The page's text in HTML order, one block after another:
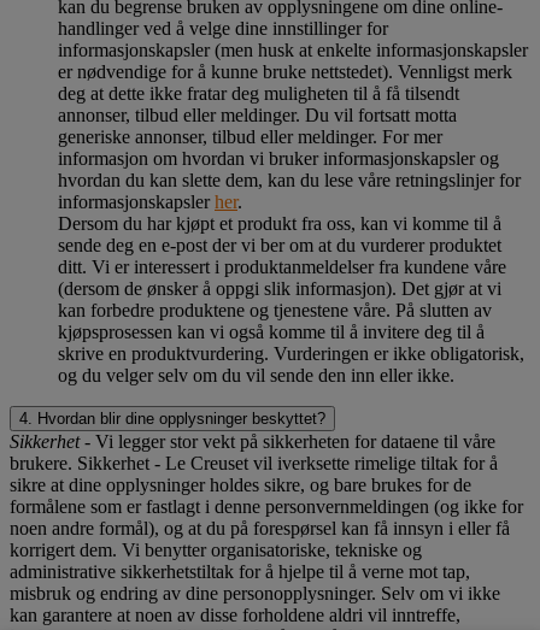
kan du begrense bruken av opplysningene om dine online-
handlinger ved å velge dine innstillinger for
informasjonskapsler (men husk at enkelte informasjonskapsler
er nødvendige for å kunne bruke nettstedet). Vennligst merk
deg at dette ikke fratar deg muligheten til å få tilsendt
annonser, tilbud eller meldinger. Du vil fortsatt motta
generiske annonser, tilbud eller meldinger. For mer
informasjon om hvordan vi bruker informasjonskapsler og
hvordan du kan slette dem, kan du lese våre retningslinjer for
informasjonskapslerher.
Dersom du har kjøpt et produkt fra oss, kan vi komme til å
sende deg en e-post der vi ber om at du vurderer produktet
ditt. Vi er interessert i produktanmeldelser fra kundene våre
(dersom de ønsker å oppgi slik informasjon). Det gjør at vi
kan forbedre produktene og tjenestene våre. På slutten av
kjøpsprosessen kan vi også komme til å invitere deg til å
skrive en produktvurdering. Vurderingen er ikke obligatorisk,
og du velger selv om du vil sende den inn eller ikke.
4. Hvordan blir dine opplysninger beskyttet?
Sikkerhet- Vi legger stor vekt på sikkerheten for dataene til våre
brukere. Sikkerhet - Le Creuset vil iverksette rimelige tiltak for å
sikre at dine opplysninger holdes sikre, og bare brukes for de
formålene som er fastlagt i denne personvernmeldingen (og ikke for
noen andre formål), og at du på forespørsel kan få innsyn i eller få
korrigert dem. Vi benytter organisatoriske, tekniske og
administrative sikkerhetstiltak for å hjelpe til å verne mot tap,
misbruk og endring av dine personopplysninger. Selv om vi ikke
kan garantere at noen av disse forholdene aldri vil inntreffe,